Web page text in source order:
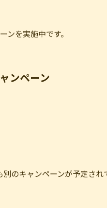
を実施中です。
ンペーン
のキャンペーンが予定さ